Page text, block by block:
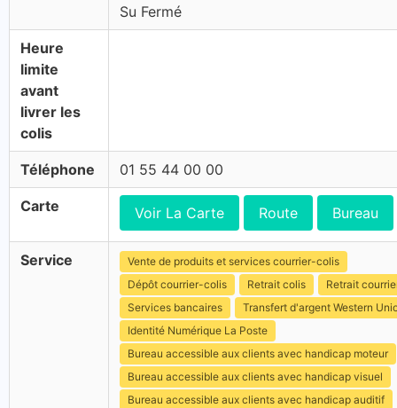
Su Fermé
Heure
limite
avant
livrer les
colis
Téléphone 01 55 44 00 00
Carte Voir La Carte Route Bureau
Service
Vente de produits et services courrier-colis
Dépôt courrier-colis
Retrait colis
Retrait
Services bancaires
Transfert d'argent Western
Identité Numérique La Poste
Bureau accessible aux clients avec handicap moteur
Bureau accessible aux clients avec handicap visuel
Bureau accessible aux clients avec handicap auditif